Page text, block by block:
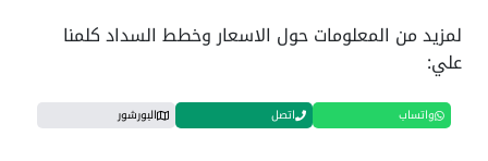
لمزيد من المعلومات حول الاسعار وخطط السداد كلمنا
علي:
واتساب اتصل البورشور